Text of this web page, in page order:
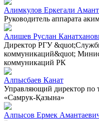
Алимкулов Еркегали
Руководитель аппарата
Алишев Руслан
Директор РГУ
коммуникаций&quot;
коммуникаций РК
Алпысбаев Канат
Управляющий директор по
«Самрук-Қазына»
Алпысов Ермек